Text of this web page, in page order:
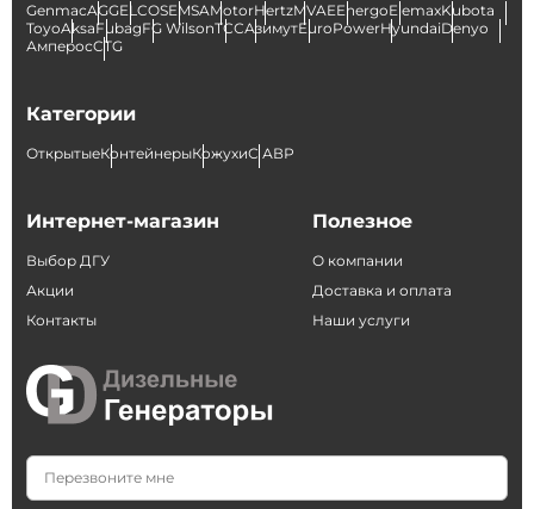
GenmacAGGELCOSEMSAMotorHertzMVAEEnergoElemaxKubota
ToyoAksaFubagFG WilsonТССАзимутEuroPowerHyundaiDenyo
АмперосCTG
Категории
ОткрытыеКонтейнерыКожухиС АВР
Интернет-магазин
Выбор ДГУ
Акции
Контакты
Полезное
О компании
Доставка и оплата
Наши услуги